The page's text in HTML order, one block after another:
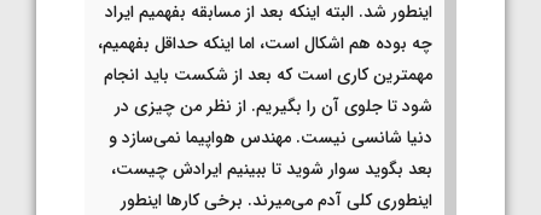
اینطور شد. البته اینکه بعد از مسابقه بفهمیم ایراد
چه بوده هم اشکال است، اما اینکه حداقل بفهمیم،
مهمترین کاری است که بعد از شکست باید انجام
شود تا جلوی آن را بگیریم. از نظر من چیزی در
دنیا شانسی نیست. مهندس هواپیما نمی‌سازد و
بعد بگوید سوار شوید تا ببینیم ایرادش چیست،
اینطوری کلی آدم می‌میرند. برخی کارها اینطور